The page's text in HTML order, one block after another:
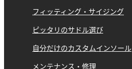
フィッティング・サイジング
ピッタリのサドル選び
自分だけのカスタムインソール
メンテナンス・修理